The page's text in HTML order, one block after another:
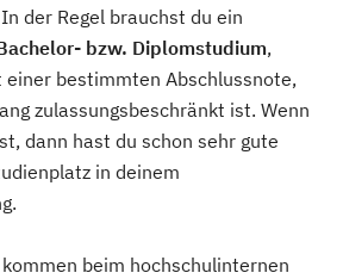
der Regel brauchst du ein
bzw. Diplomstudium,
bestimmten Abschlussnote,
zulassungsbeschränkt ist. Wenn
dann hast du schon sehr gute
in deinem
beim hochschulinternen